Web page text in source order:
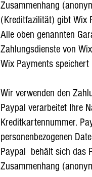
Zusammenhang
(Kreditfazilität) gibt Wix
Alle oben genannten
Zahlungsdienste von
Wix Payments
Wir verwenden den
Paypal verarbeitet Ihre
Kreditkartennummer.
personenbezogenen
Paypal behält sich das
Zusammenhang